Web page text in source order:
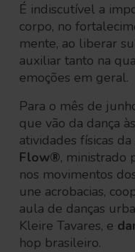
É indiscutível a
corpo, no
mente, ao liberar
auxiliar tanto na
emoções em geral.
Para o mês de
que vão da dança
atividades físicas
Flow®, ministrado
nos movimentos
une acrobacias,
aula de danças
Kleire Tavares, e
hop brasileiro.